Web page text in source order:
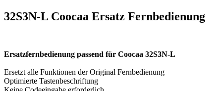
32S3N-L Coocaa Ersatz Fernbedienung
Ersatzfernbedienung passend für Coocaa 32S3N-L
Ersetzt alle Funktionen der Original Fernbedienung
Optimierte Tastenbeschriftung